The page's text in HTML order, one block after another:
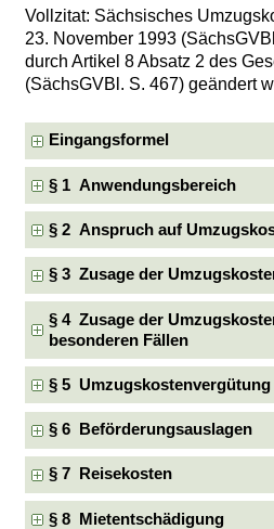
Vollzitat: Sächsisches
23. November 1993
durch Artikel 8 Absatz 2 des
(SächsGVBl. S. 467) geändert
Eingangsformel
§ 1 Anwendungsbereich
§ 2 Anspruch auf
§ 3 Zusage der
§ 4 Zusage der
besonderen Fällen
§ 5 Umzugskostenvergütung
§ 6 Beförderungsauslagen
§ 7 Reisekosten
§ 8 Mietentschädigung